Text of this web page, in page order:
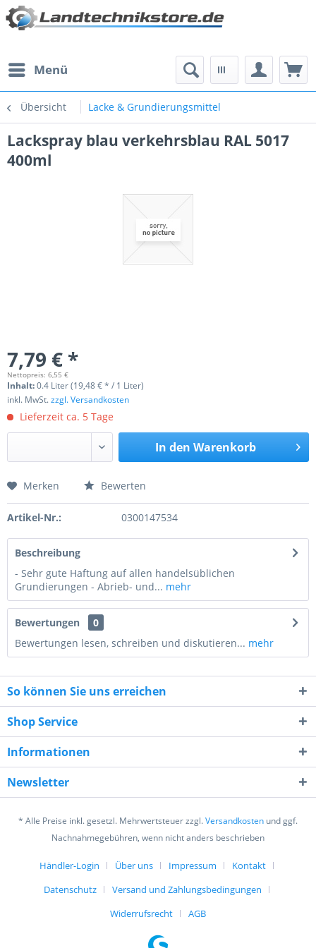
Menü
Übersicht Lacke & Grundierungsmittel
Lackspray blau verkehrsblau RAL 5017
400ml
7,79 € *
Nettopreis: 6,55 €
Inhalt:0.4 Liter (19,48 € * / 1 Liter)
inkl. MwSt.zzgl. Versandkosten
Lieferzeit ca. 5 Tage
In den Warenkorb
Preis anfragen
9 * 6 = ?
Ich habe dieDatenschutzerklärunggelesen,
verstanden und stimme zu. *
Merken Bewerten
Artikel-Nr.: 0300147534
Beschreibung
- Sehr gute Haftung auf allen handelsüblichen
Grundierungen - Abrieb- und... mehr
Bewertungen
0
Bewertungen lesen, schreiben und diskutieren... mehr
So können Sie uns erreichen
Shop Service
Informationen
Newsletter
* Alle Preise inkl. gesetzl. Mehrwertsteuer zzgl.Versandkosten und ggf.
Nachnahmegebühren, wenn nicht anders beschrieben
Händler-Login Über uns Impressum
Kontakt
Datenschutz
Versand und Zahlungsbedingungen
Widerrufsrecht
AGB